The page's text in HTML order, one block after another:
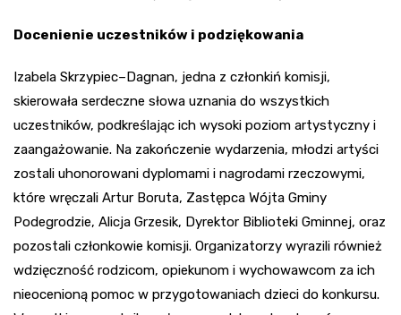
Docenienie uczestników i podziękowania
Izabela Skrzypiec–Dagnan, jedna z członkiń komisji,
skierowała serdeczne słowa uznania do wszystkich
uczestników, podkreślając ich wysoki poziom artystyczny i
zaangażowanie. Na zakończenie wydarzenia, młodzi artyści
zostali uhonorowani dyplomami i nagrodami rzeczowymi,
które wręczali Artur Boruta, Zastępca Wójta Gminy
Podegrodzie, Alicja Grzesik, Dyrektor Biblioteki Gminnej, oraz
pozostali członkowie komisji. Organizatorzy wyrazili również
wdzięczność rodzicom, opiekunom i wychowawcom za ich
nieocenioną pomoc w przygotowaniach dzieci do konkursu.